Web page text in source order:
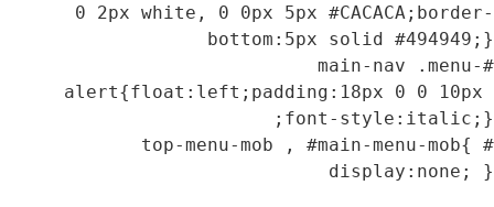
0 2px white, 0 0px 5px
#top-menu-mob ,